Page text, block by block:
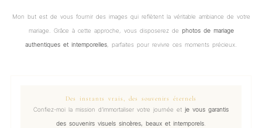
Mon but est de vous fournir des images qui reflètent la véritable ambiance de votre
mariage. Grâce à cette approche, vous disposerez de photos de mariage
authentiques et intemporelles , parfaites pour revivre ces moments précieux.
Des instants vrais, des souvenirs éternels
Confiez-moi la mission d’immortaliser votre journée et je vous garantis
des souvenirs visuels sincères, beaux et intemporels.